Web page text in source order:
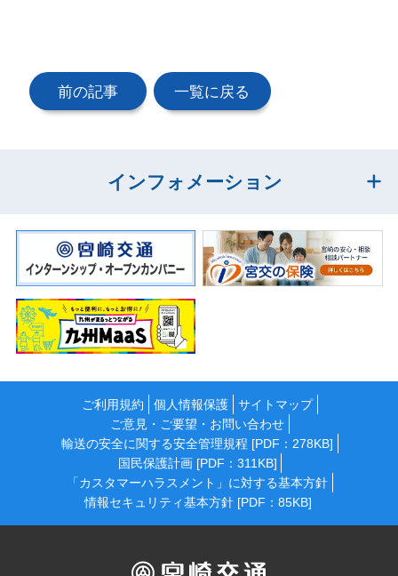
前の記事 一覧に戻る
インフォメーション
ご利用規約 個人情報保護
サイトマップ
ご意見・ご要望・お問い合わせ
輸送の安全に関する安全管理規程 [PDF：278KB]
国民保護計画 [PDF：311KB]
「カスタマーハラスメント」に対する基本方針
情報セキュリティ基本方針 [PDF：85KB]